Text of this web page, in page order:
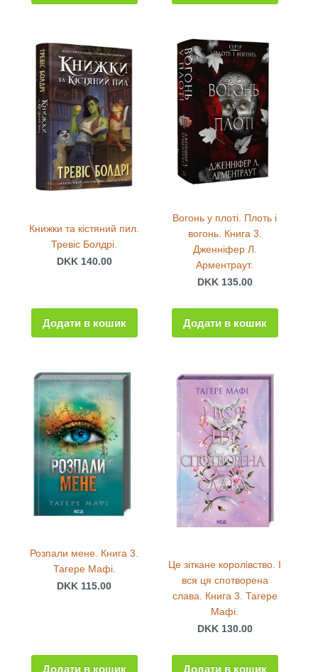
Книжки та кістяний пил.
Тревіс Болдрі.
DKK 140.00
Додати в кошик
Вогонь у плоті. Плоть і
вогонь. Книга 3.
Дженніфер Л.
Арментраут.
DKK 135.00
Додати в кошик
Розпали мене. Книга 3.
Тагере Мафі.
DKK 115.00
Додати в кошик
Це зіткане королівство. І
вся ця спотворена
слава. Книга 3. Тагере
Мафі.
DKK 130.00
Додати в кошик